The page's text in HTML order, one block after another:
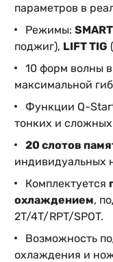
параметров в
Режимы:
поджиг), LIFT TIG
10 форм волны
максимальной
Функции Q-
тонких и
20 слотов
индивидуальных
Комплектуется
охлаждением,
2T/4T/RPT/SPOT.
Возможность
охлаждения и